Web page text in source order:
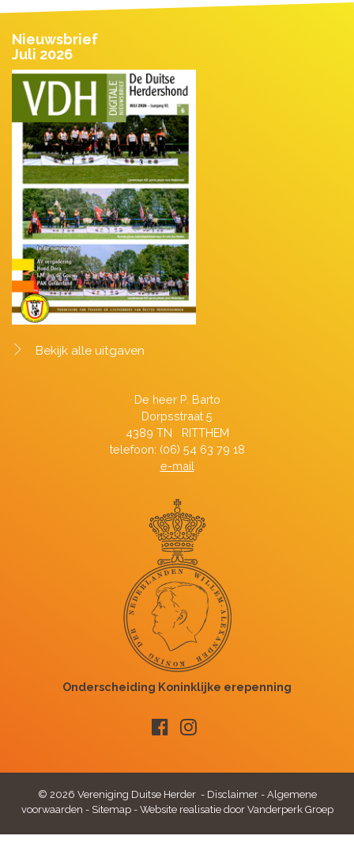
Nieuwsbrief
Juli 2026
Bekijk alle uitgaven
De heer P. Barto
Dorpsstraat 5
4389 TN RITTHEM
telefoon: (06) 54 63 79 18
e-mail
© 2026 Vereniging Duitse Herder - Disclaimer- Algemene
voorwaarden - Sitemap- Website realisatie door Vanderperk Groep